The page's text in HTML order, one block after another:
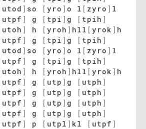
utod ] so [ yro ] o l [ zyro ] l
utpf ] g [ tpi ] g [ tpih ]
utoh ] h [ yroh ] hll [ yrok ] h
utpf ] g [ tpi ] g [ tpih ]
utod ] so [ yro ] o l [ zyro ] l
utpf ] g [ tpi ] g [ tpih ]
utoh ] h [ yroh ] hll [ yrok ] h
utpf ] g [ utp ] g [ utph ]
utpf ] g [ utp ] g [ utph ]
utpf ] g [ utp ] g [ utph ]
utpf ] g [ utp ] g [ utph ]
utpf ] p [ utpl ] kl [ utpf ]